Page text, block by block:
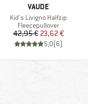
MARKE
VAUDE
Artikel
Kid's Livigno Halfzip
Produktgruppe
Fleecepullover
Preis
42,95 €reduzierter Preis
23,62 €
5,0(6)